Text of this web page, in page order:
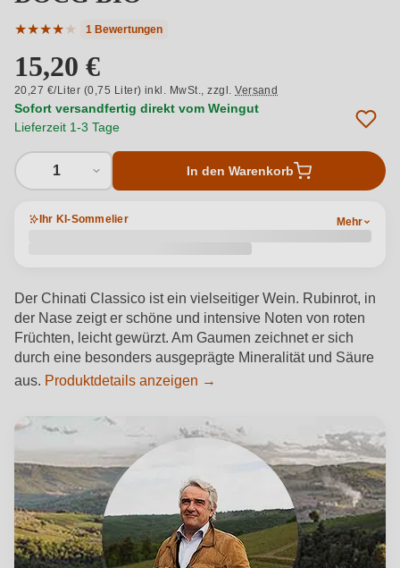
★★★★★
Durchschnittliche Bewertung von 4 von 5 Sternen
1 Bewertungen
15,20 €
20,27 €/Liter (0,75 Liter) inkl. MwSt.,zzgl.Versand
Sofort versandfertig direkt vom Weingut
Lieferzeit 1-3 Tage
1 In den Warenkorb
Ihr KI-Sommelier Mehr
Der Chinati Classico ist ein vielseitiger Wein. Rubinrot, in
der Nase zeigt er schöne und intensive Noten von roten
Früchten, leicht gewürzt. Am Gaumen zeichnet er sich
durch eine besonders ausgeprägte Mineralität und Säure
aus. Produktdetails anzeigen →